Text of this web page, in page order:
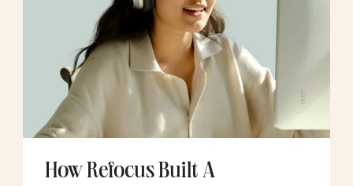
How Refocus Built A